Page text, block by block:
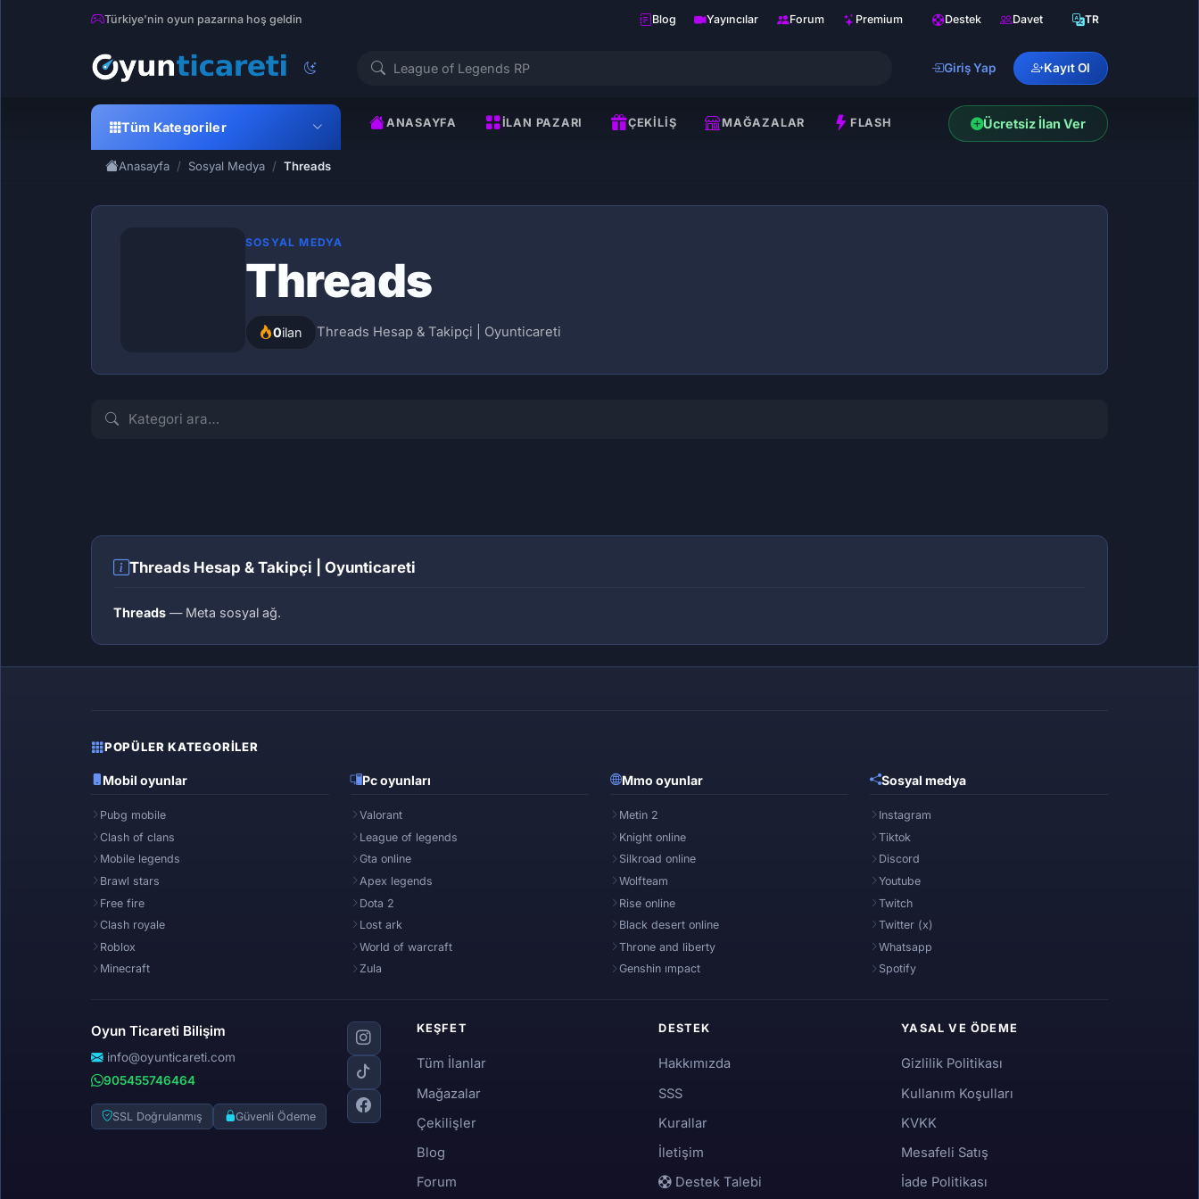
Türkiye'nin oyun pazarına hoş geldin Blog Yayıncılar Forum Premium Destek Davet TR
Giriş Yap Kayıt Ol
Tüm Kategoriler ANASAYFA İLAN PAZARI ÇEKILIŞ MAĞAZALAR FLASH Ücretsiz İlan Ver
Anasayfa Sosyal Medya Threads
SOSYAL MEDYA
Threads
0ilan Threads Hesap & Takipçi | Oyunticareti
Threads Hesap & Takipçi | Oyunticareti
Threads — Meta sosyal ağ.
POPÜLER KATEGORILER
Mobil oyunlar
Pubg mobile
Clash of clans
Mobile legends
Brawl stars
Free fire
Clash royale
Roblox
Minecraft
Pc oyunları
Valorant
League of legends
Gta online
Apex legends
Dota 2
Lost ark
World of warcraft
Zula
Mmo oyunlar
Metin 2
Knight online
Silkroad online
Wolfteam
Rise online
Black desert online
Throne and liberty
Genshin ımpact
Sosyal medya
Instagram
Tiktok
Discord
Youtube
Twitch
Twitter (x)
Whatsapp
Spotify
Oyun Ticareti Bilişim
info@oyunticareti.com
905455746464
SSL Doğrulanmış Güvenli Ödeme
KEŞFET
Tüm İlanlar
Mağazalar
Çekilişler
Blog
Forum
DESTEK
Hakkımızda
SSS
Kurallar
İletişim
Destek Talebi
YASAL VE ÖDEME
Gizlilik Politikası
Kullanım Koşulları
KVKK
Mesafeli Satış
İade Politikası